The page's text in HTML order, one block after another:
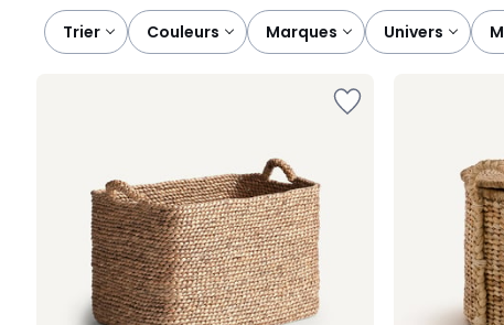
Trier
couleurs marques univers